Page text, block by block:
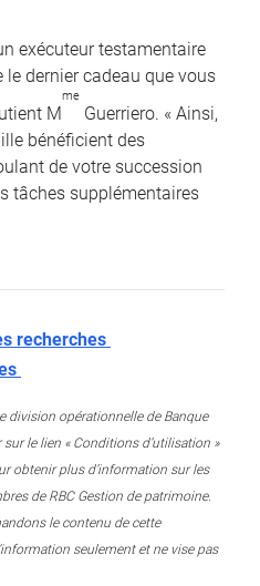
exécuteur testamentaire
dernier cadeau que vous
M
me
Guerriero. « Ainsi,
bénéficient des
de votre succession
tâches supplémentaires
recherches
division opérationnelle de Banque
le lien « Conditions d’utilisation »
obtenir plus d’information sur les
de RBC Gestion de patrimoine.
le contenu de cette
seulement et ne vise pas